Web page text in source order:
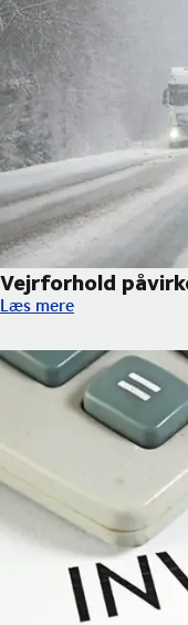
Vejrforhold
Vejrforhold påvirker
Læs mere